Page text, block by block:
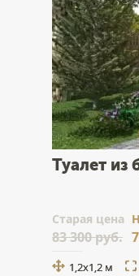
Туалет из
Cтарая цена
83 300 руб.
1,2x1,2 м